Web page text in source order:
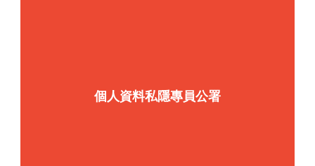
個人資料私隱專員公署